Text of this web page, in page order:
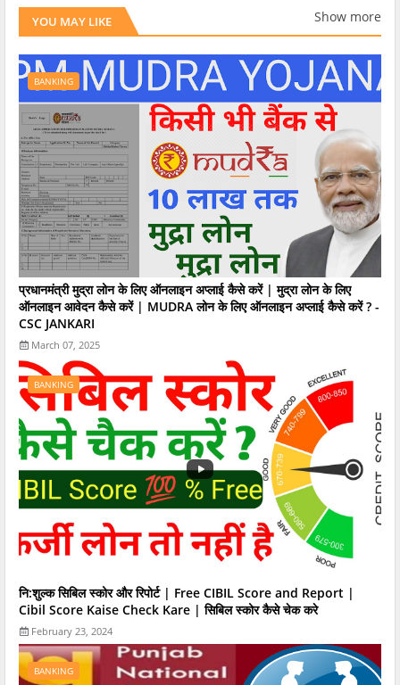
YOU MAY LIKE Show more
BANKING
प्रधानमंत्री मुद्रा लोन के लिए ऑनलाइन अप्लाई कैसे करें | मुद्रा लोन के लिए
ऑनलाइन आवेदन कैसे करें | MUDRA लोन के लिए ऑनलाइन अप्लाई कैसे करें ? -
CSC JANKARI
March 07, 2025
BANKING
नि:शुल्क सिबिल स्कोर और रिपोर्ट | Free CIBIL Score and Report |
Cibil Score Kaise Check Kare | सिबिल स्कोर कैसे चेक करे
February 23, 2024
BANKING